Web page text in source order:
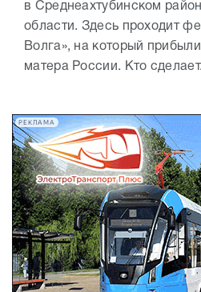
в Среднеахтубинском
области. Здесь проходит
Волга», на который
матера России. Кто
РЕКЛАМА